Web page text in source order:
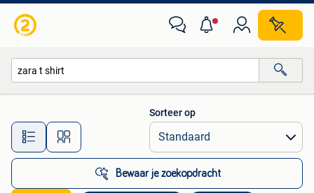
Alle afstanden…
Sorteer op
Bewaar je zoekopdracht